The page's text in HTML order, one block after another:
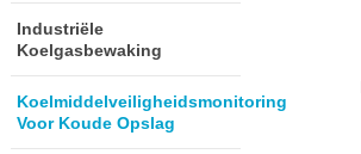
Industriële
Koelgasbewaking
Koelmiddelveiligheidsmonitoring
Voor Koude Opslag